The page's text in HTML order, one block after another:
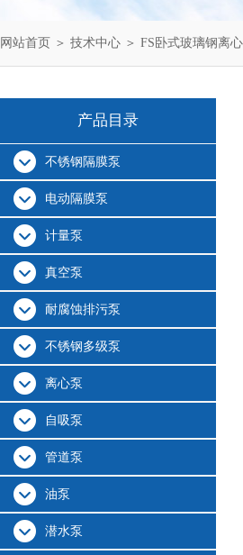
网站首页 ＞ 技术中心 ＞ FS卧式玻璃钢离
产品目录
不锈钢隔膜泵
电动隔膜泵
计量泵
真空泵
耐腐蚀排污泵
不锈钢多级泵
离心泵
自吸泵
管道泵
油泵
潜水泵